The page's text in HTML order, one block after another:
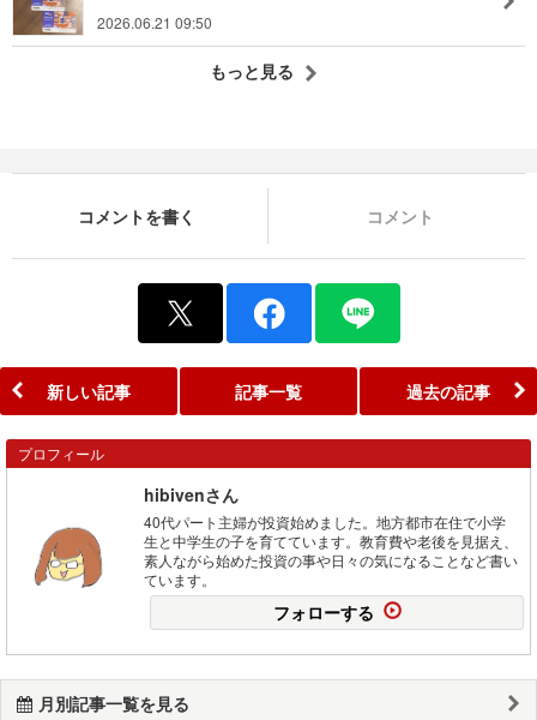
2026.06.21 09:50
もっと見る
コメントを書く コメント
新しい記事 記事一覧 過去の記事
プロフィール
hibivenさん
40代パート主婦が投資始めました。地方都市在住で小学
生と中学生の子を育てています。教育費や老後を見据え、
素人ながら始めた投資の事や日々の気になることなど書い
ています。
フォローする
月別記事一覧を見る